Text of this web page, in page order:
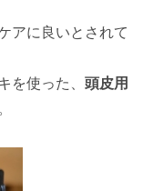
アに良いとされて
を使った、 頭皮用